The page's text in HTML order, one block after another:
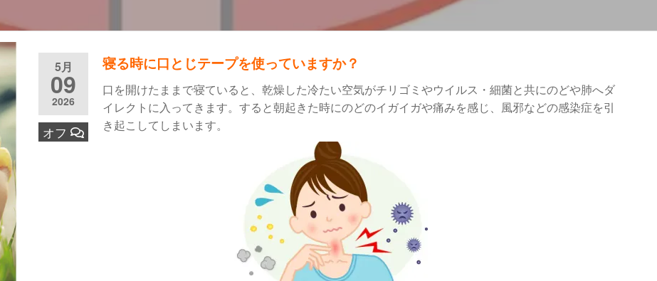
5月
09
2026
オフ
寝る時に口とじテープを使っていますか？
口を開けたままで寝ていると、乾燥した冷たい空気がチリゴミやウイルス・細菌と共にのどや肺へダ
イレクトに入ってきます。すると朝起きた時にのどのイガイガや痛みを感じ、風邪などの感染症を引
き起こしてしまいます。